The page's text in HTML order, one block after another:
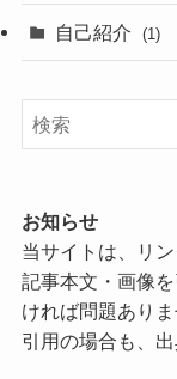
自己紹介 (1)
お知らせ
当サイトは、リン
記事本文・画像
ければ問題ありま
引用の場合も、